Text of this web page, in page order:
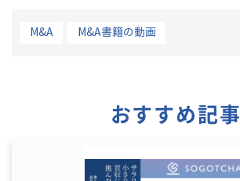
M&A M&A書籍の動画
おすすめ記事